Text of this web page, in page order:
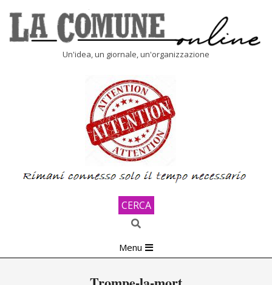
content
Un'idea, un giornale, un'organizzazione
CERCA
Search
Navigation
Menu